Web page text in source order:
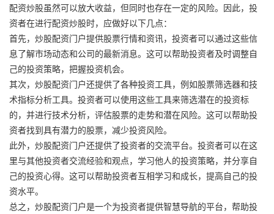
配资炒股虽然可以放大收益，但同时也存在一定的风险。因此，投
资者在进行配资炒股时，应做好以下几点：
首先，炒股配资门户提供股票行情和资讯，投资者可以通过这些信
息了解市场动态和公司的最新消息。这可以帮助投资者及时调整自
己的投资策略，把握投资机会。
其次，炒股配资门户还提供了各种投资工具，例如股票筛选器和技
术指标分析工具。投资者可以使用这些工具来筛选潜在的投资标
的，并进行技术分析，评估股票的走势和潜在风险。这可以帮助投
资者找到具有潜力的股票，减少投资风险。
此外，炒股配资门户还提供了投资者的交流平台。投资者可以在这
里与其他投资者交流经验和观点，学习他人的投资策略，并分享自
己的投资心得。这可以帮助投资者互相学习和成长，提高自己的投
资水平。
总之，炒股配资门户是一个为投资者提供智慧导航的平台，帮助投